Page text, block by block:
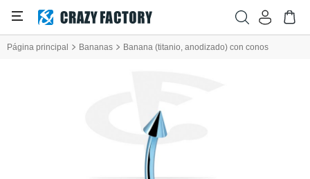
Página principal Bananas Banana (titanio, anodizado) con conos